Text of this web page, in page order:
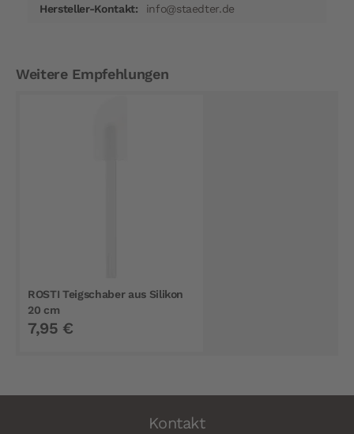
info@staedter.de
Weitere Empfehlungen
ROSTI Teigschaber aus Silikon
20 cm
7,95 €
Kontakt